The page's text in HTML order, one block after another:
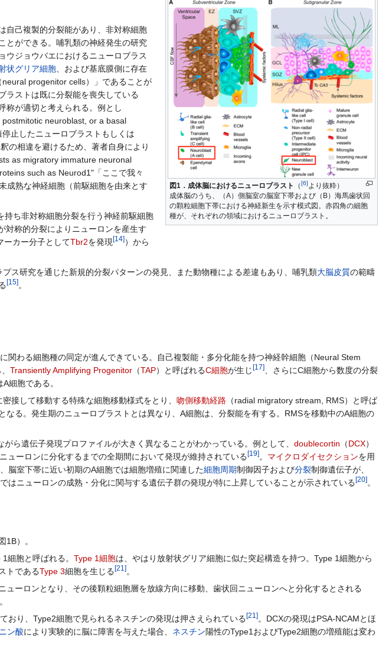
図1．成体脳におけるニューロブラスト （[6]より抜粋）
成体脳のうち、（A）側脳室の脳室下帯および（B）海馬歯状回
の顆粒細胞下帯における神経新生を示す模式図。赤四角の細胞
種が、それぞれの領域におけるニューロブラスト。
自己複製的分裂能があり、非対称細胞
とができる。哺乳類の神経発生の研究
ウジョウバエにおけるニューロブラス
状グリア細胞 、および基底膜側に存在
neural progenitor cells）」であることが
ラストは既に分裂能を喪失している
称が適切と考えられる。例とし
neuroblast, or a basal
止したニューロブラストもしくは
の相違を避けるため、著者自身により
as migratory immature neuronal
such as Neurod1"「ここで我々
成熟な神経細胞（前駆細胞を由来とす
ち非対称細胞分裂を行う神経前駆細胞
対称的分裂によりニューロンを産生す
ーカー分子としてTbr2を発現 [14] ）から
研究を通じた新規的分裂パターンの発見、また動物種による差違もあり、哺乳類大脳皮質の範疇
[15] 。
関わる細胞種の同定が進んできている。自己複製能・多分化能を持つ神経幹細胞（Neural Stem
Transiently Amplifying Progenitor （TAP）と呼ばれるC細胞が生じ[17]
、さらにC細胞から数度の分裂
細胞である。
接して移動する特殊な細胞移動様式をとり、 吻側移動経路 （radial migratory stream, RMS）と呼ば
なる。発生期のニューロブラストとは異なり、A細胞は、分裂能を有する。RMSを移動中のA細胞の
ら遺伝子発現プロファイルが大きく異なることがわかっている。例として、 doublecortin （DCX）
ューロンに分化するまでの全期間において発現が維持されている[19]。 マイクロダイセクションを用
脳室下帯に近い初期のA細胞では細胞増殖に関連した細胞周期制御因子および分裂制御遺伝子が、
ニューロンの成熟・分化に関与する遺伝子群の発現が特に上昇していることが示されている[20]。
1B）。
細胞と呼ばれる。 Type 1細胞は、やはり放射状グリア細胞に似た突起構造を持つ。Type 1細胞から
トであるType 3細胞を生じる [21 ] 。
ューロンとなり、その後顆粒細胞層を放線方向に移動、歯状回ニューロンへと分化するとされる
。
おり、Type2細胞で見られるネスチンの発現は押さえられている [21 ] 。DCXの発現はPSA-NCAMとほ
ン酸により実験的に脳に障害を与えた場合、 ネスチン陽性のType1およびType2細胞の増殖能は変わ